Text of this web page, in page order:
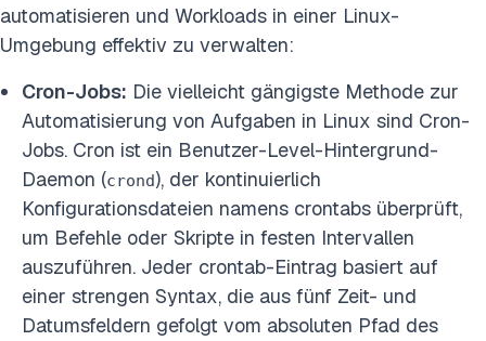
automatisieren und Workloads in einer Linux-
Umgebung effektiv zu verwalten:
Cron-Jobs: Die vielleicht gängigste Methode zur
Automatisierung von Aufgaben in Linux sind Cron-
Jobs. Cron ist ein Benutzer-Level-Hintergrund-
Daemon (crond), der kontinuierlich
Konfigurationsdateien namens crontabs überprüft,
um Befehle oder Skripte in festen Intervallen
auszuführen. Jeder crontab-Eintrag basiert auf
einer strengen Syntax, die aus fünf Zeit- und
Datumsfeldern gefolgt vom absoluten Pfad des